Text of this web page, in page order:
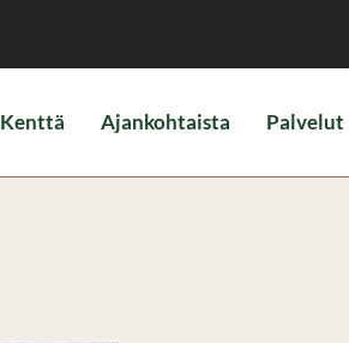
Kenttä Ajankohtaista Palvelut